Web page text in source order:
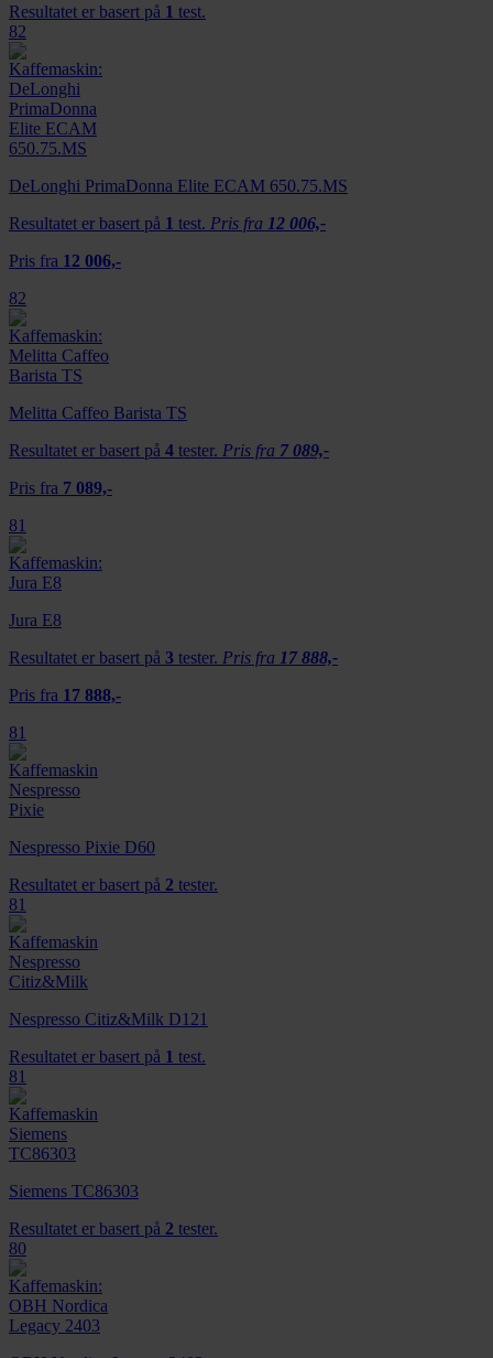
Resultatet er basert på 1 test.
82
DeLonghi PrimaDonna Elite ECAM 650.75.MS
Resultatet er basert på 1 test. Pris fra 12 006,-
Pris fra 12 006,-
82
Melitta Caffeo Barista TS
Resultatet er basert på 4 tester. Pris fra 7 089,-
Pris fra 7 089,-
81
Jura E8
Resultatet er basert på 3 tester. Pris fra 17 888,-
Pris fra 17 888,-
81
Nespresso Pixie D60
Resultatet er basert på 2 tester.
81
Nespresso Citiz&Milk D121
Resultatet er basert på 1 test.
81
Siemens TC86303
Resultatet er basert på 2 tester.
80